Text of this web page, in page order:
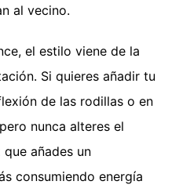
al vecino.
el estilo viene de la
Si quieres añadir tu
de las rodillas o en
nunca alteres el
añades un
consumiendo energía